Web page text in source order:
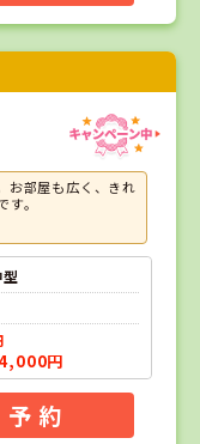
お部屋も広く、きれ
。
円
予 約